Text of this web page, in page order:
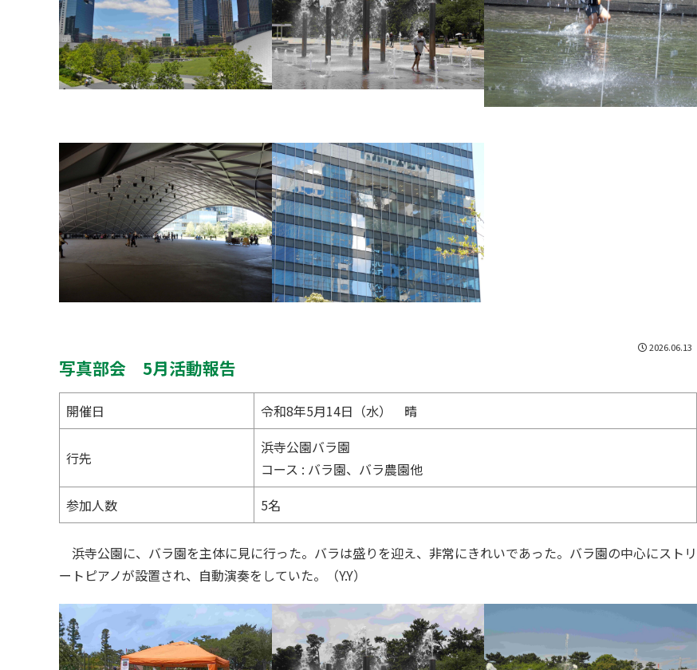
2026.06.13
写真部会 5月活動報告
開催日 令和8年5月14日（水） 晴
行先
浜寺公園バラ園
コース : バラ園、バラ農園他
参加人数
5名
浜寺公園に、バラ園を主体に見に行った。バラは盛りを迎え、非常にきれいであった。バラ園の中心にストリ
ートピアノが設置され、自動演奏をしていた。（Y.Y）